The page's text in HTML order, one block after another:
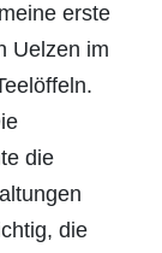
erste
Uelzen im
die
die